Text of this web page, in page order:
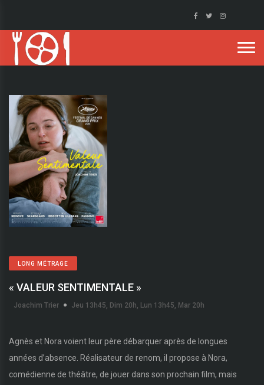
LONG MÉTRAGE
« VALEUR SENTIMENTALE »
Joachim Trier Jeu 13h45, Dim 20h, Lun 13h45, Mar 20h
Agnès et Nora voient leur père débarquer après de longues
années d’absence. Réalisateur de renom, il propose à Nora,
comédienne de théâtre, de jouer dans son prochain film, mais